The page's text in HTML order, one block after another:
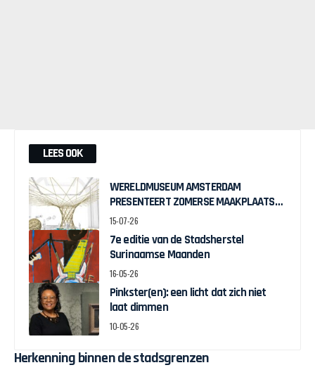
LEES OOK
WERELDMUSEUM AMSTERDAM
PRESENTEERT ZOMERSE MAAKPLAATS
MUCH TO DO WITH BAMBOO
15-07-26
7e editie van de Stadsherstel
Surinaamse Maanden
16-05-26
Pinkster(en): een licht dat zich niet
laat dimmen
10-05-26
Herkenning binnen de stadsgrenzen